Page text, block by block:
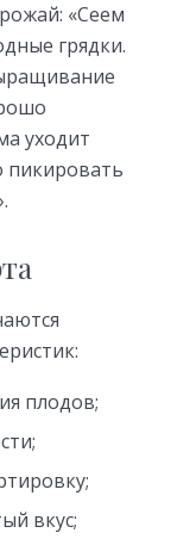
«Сеем
грядки.
уходит
пикировать
плодов;
вкус;